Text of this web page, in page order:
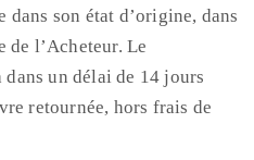
son état d’origine, dans
de l’Acheteur. Le
un délai de 14 jours
retournée, hors frais de